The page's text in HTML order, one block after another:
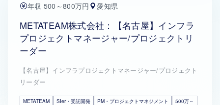
年収 500～800万円 愛知県
METATEAM株式会社：【名古屋】インフラ
プロジェクトマネージャー/プロジェクトリ
ーダー
【名古屋】インフラプロジェクトマネージャー/プロジェクト
リーダー
METATEAM SIer・受託開発 PM・プロジェクトマネジメント 500万～